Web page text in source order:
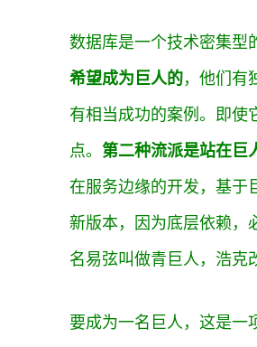
数据库是一个技术密集型
希望成为巨人的，他们有
有相当成功的案例。即使
点。 第二种流派是站在巨
在服务边缘的开发，基于
新版本，因为底层依赖，
名易弦叫做青巨人，浩克
要成为一名巨人，这是